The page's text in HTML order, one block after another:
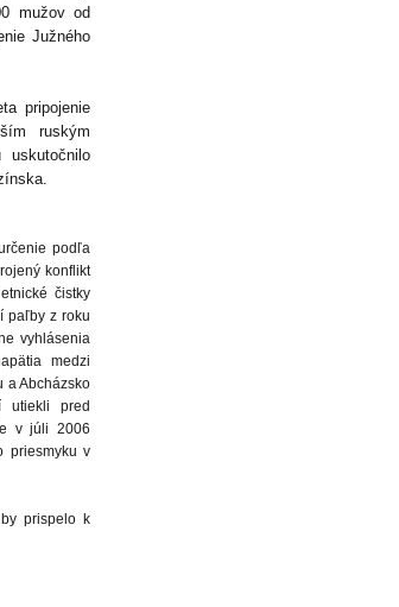
mužov od
Južného
pripojenie
ruským
podľa
konflikt
čistky
paľby z roku
vyhlásenia
medzi
a Abcházsko
utiekli pred
v júli 2006
priesmyku v
prispelo k